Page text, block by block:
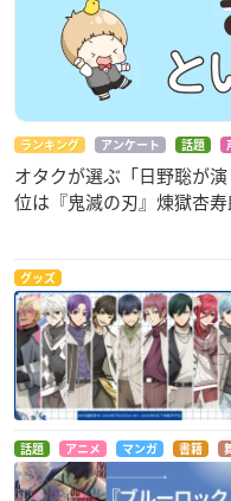
ランキング アンケート 話題
オタクが選ぶ「日野聡が
位は『鬼滅の刃』煉󠄁獄杏寿
グッズ
話題 アニメ マンガ 書籍